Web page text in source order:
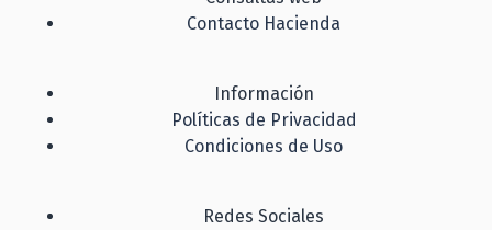
Contacto Hacienda
Información
Políticas de Privacidad
Condiciones de Uso
Redes Sociales